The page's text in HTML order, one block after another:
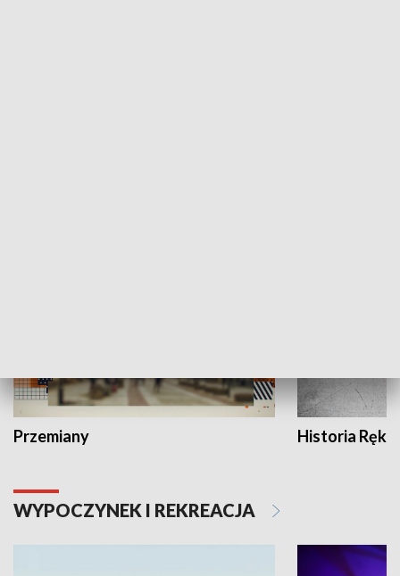
Przemiany Historia Ręką
WYPOCZYNEK I REKREACJA